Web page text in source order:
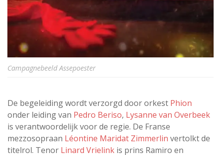
Campagnebeeld Assepoester
De begeleiding wordt verzorgd door orkest Phion
onder leiding van Pedro Beriso, Lysanne van Overbeek
is verantwoordelijk voor de regie. De Franse
mezzosopraan Léontine Maridat Zimmerlin vertolkt de
titelrol. Tenor Linard Vrielink is prins Ramiro en